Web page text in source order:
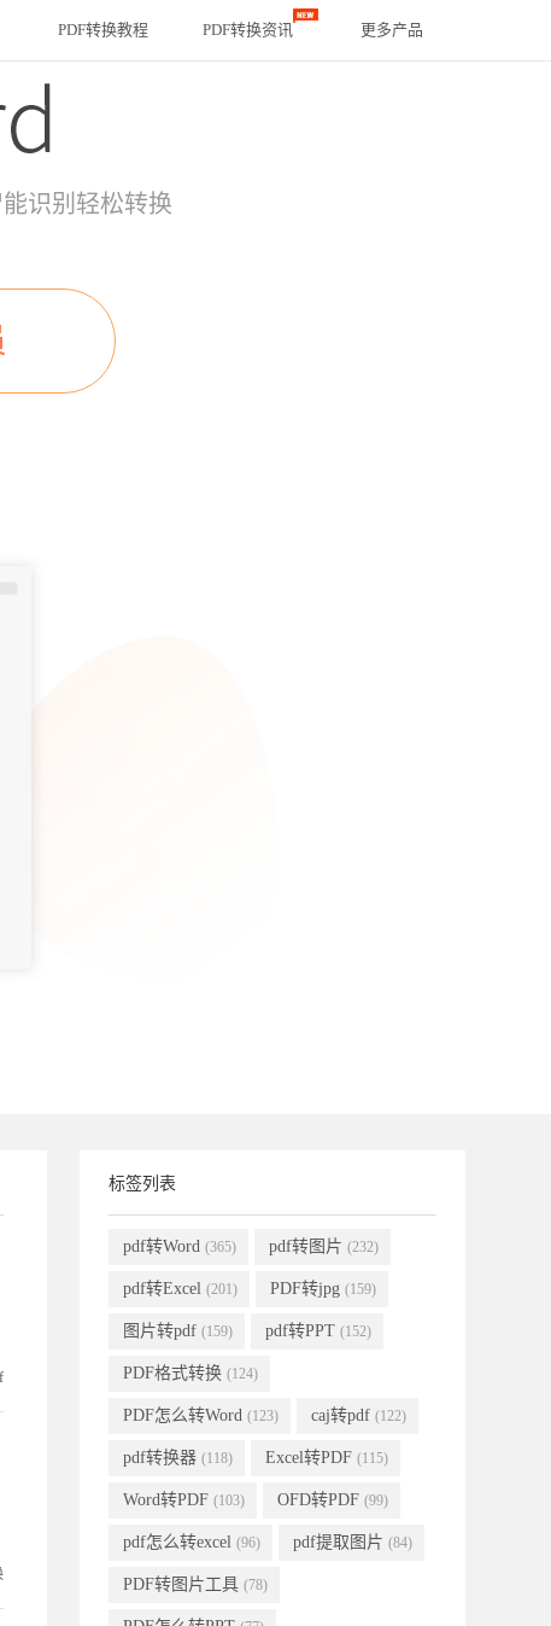
PDF转换教程 PDF转换资讯 更多产品
识别轻松转换
标签列表
pdf转Word (365) pdf转图片 (232)
pdf转Excel (201) PDF转jpg (159)
图片转pdf (159) pdf转PPT (152)
PDF格式转换 (124)
PDF怎么转Word (123) caj转pdf (122)
pdf转换器 (118) Excel转PDF (115)
Word转PDF (103) OFD转PDF (99)
pdf怎么转excel (96) pdf提取图片 (84)
PDF转图片工具 (78)